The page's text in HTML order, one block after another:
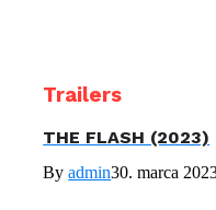
Trailers
THE FLASH (2023)
Byadmin30. marca